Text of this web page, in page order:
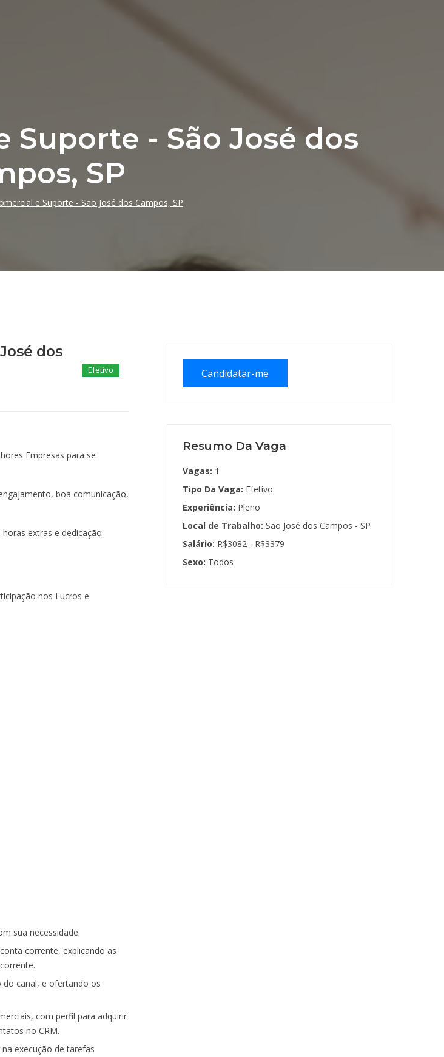
- São José dos
SP
e Suporte - São José dos Campos, SP
Efetivo
dos
Empresas para se
boa comunicação,
extras e dedicação
nos Lucros e
sua necessidade.
corrente, explicando as
canal, e ofertando os
com perfil para adquirir
no CRM.
execução de tarefas
Candidatar-me
Resumo Da Vaga
Vagas: 1
Tipo Da Vaga: Efetivo
Experiência: Pleno
Local de Trabalho: São José dos Campos - SP
Salário: R$3082 - R$3379
Sexo: Todos